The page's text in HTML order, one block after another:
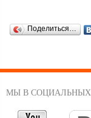
Поделиться…
МЫ В СОЦИАЛЬНЫХ